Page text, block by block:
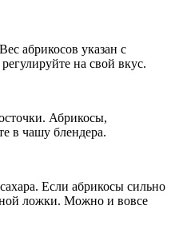
абрикосов указан с
на свой вкус.
Абрикосы,
в чашу блендера.
Если абрикосы сильно
ложки. Можно и вовсе